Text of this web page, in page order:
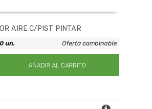
AIRE C/PIST PINTAR
AÑADIR AL CARRITO
un. Oferta combinable